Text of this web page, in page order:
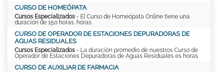
CURSO DE HOMEÓPATA
Cursos Especializados - El Curso de Homeópata Online tiene una
duración de 150 horas. horas
CURSO DE OPERADOR DE ESTACIONES DEPURADORAS DE
AGUAS RESIDUALES
Cursos Especializados - La duración promedio de nuestros Curso de
Operador de Estaciones Depuradoras de Aguas Residuales es horas
CURSO DE AUXILIAR DE FARMACIA